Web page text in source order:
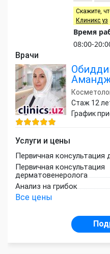
Скажите,
Клиникс уз
Время
08:00-
Врачи
Стаж 12
График
Услуги и цены
Первичная консультация
Первичная консультация
дерматовенеролога
Анализ на грибок
Все цены